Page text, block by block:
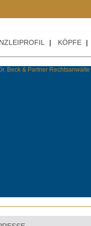
| KÖPFE |